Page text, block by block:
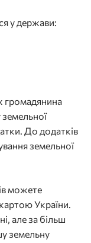
у держави:
громадянина
До додатків
земельної
можете
України
але за більш
земельну